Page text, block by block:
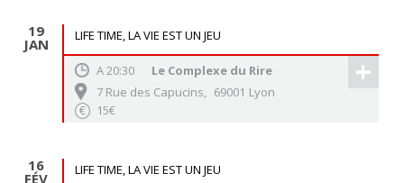
19
JAN LIFE TIME, LA VIE EST UN JEU
+
A20:30
Le Complexe du Rire
7 Rue des Capucins, 69001 Lyon
€ 15€
16
FÉV LIFE TIME, LA VIE EST UN JEU